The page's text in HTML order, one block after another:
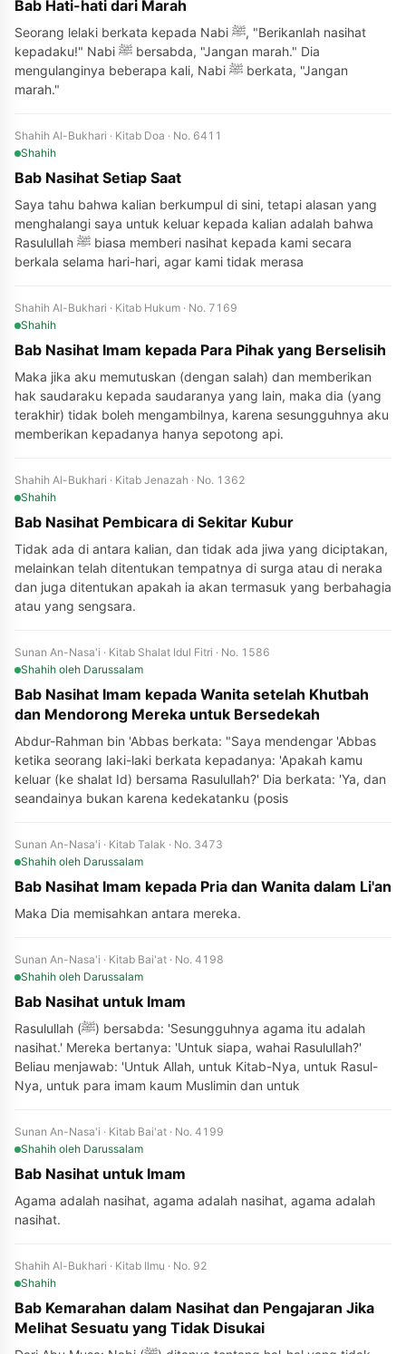
Bab Hati-hati dari Marah
Seorang lelaki berkata kepada Nabi ﷺ, "Berikanlah nasihat
kepadaku!" Nabi ﷺ bersabda, "Jangan marah." Dia
mengulanginya beberapa kali, Nabi ﷺ berkata, "Jangan
marah."
Shahih Al-Bukhari · Kitab Doa · No. 6411
Shahih
Bab Nasihat Setiap Saat
Saya tahu bahwa kalian berkumpul di sini, tetapi alasan yang
menghalangi saya untuk keluar kepada kalian adalah bahwa
Rasulullah ﷺ biasa memberi nasihat kepada kami secara
berkala selama hari-hari, agar kami tidak merasa
Shahih Al-Bukhari · Kitab Hukum · No. 7169
Shahih
Bab Nasihat Imam kepada Para Pihak yang Berselisih
Maka jika aku memutuskan (dengan salah) dan memberikan
hak saudaraku kepada saudaranya yang lain, maka dia (yang
terakhir) tidak boleh mengambilnya, karena sesungguhnya aku
memberikan kepadanya hanya sepotong api.
Shahih Al-Bukhari · Kitab Jenazah · No. 1362
Shahih
Bab Nasihat Pembicara di Sekitar Kubur
Tidak ada di antara kalian, dan tidak ada jiwa yang diciptakan,
melainkan telah ditentukan tempatnya di surga atau di neraka
dan juga ditentukan apakah ia akan termasuk yang berbahagia
atau yang sengsara.
Sunan An-Nasa'i · Kitab Shalat Idul Fitri · No. 1586
Shahih oleh Darussalam
Bab Nasihat Imam kepada Wanita setelah Khutbah
dan Mendorong Mereka untuk Bersedekah
Abdur-Rahman bin 'Abbas berkata: "Saya mendengar 'Abbas
ketika seorang laki-laki berkata kepadanya: 'Apakah kamu
keluar (ke shalat Id) bersama Rasulullah?' Dia berkata: 'Ya, dan
seandainya bukan karena kedekatanku (posis
Sunan An-Nasa'i · Kitab Talak · No. 3473
Shahih oleh Darussalam
Bab Nasihat Imam kepada Pria dan Wanita dalam Li'an
Maka Dia memisahkan antara mereka.
Sunan An-Nasa'i · Kitab Bai'at · No. 4198
Shahih oleh Darussalam
Bab Nasihat untuk Imam
Rasulullah (ﷺ) bersabda: 'Sesungguhnya agama itu adalah
nasihat.' Mereka bertanya: 'Untuk siapa, wahai Rasulullah?'
Beliau menjawab: 'Untuk Allah, untuk Kitab-Nya, untuk Rasul-
Nya, untuk para imam kaum Muslimin dan untuk
Sunan An-Nasa'i · Kitab Bai'at · No. 4199
Shahih oleh Darussalam
Bab Nasihat untuk Imam
Agama adalah nasihat, agama adalah nasihat, agama adalah
nasihat.
Shahih Al-Bukhari · Kitab Ilmu · No. 92
Shahih
Bab Kemarahan dalam Nasihat dan Pengajaran Jika
Melihat Sesuatu yang Tidak Disukai